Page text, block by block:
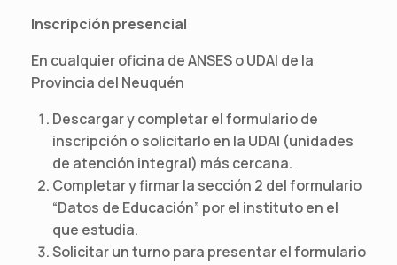
Inscripción presencial
En cualquier oficina de ANSES o UDAI de la
Provincia del Neuquén
Descargar y completar el formulario de
inscripción o solicitarlo en la UDAI (unidades
de atención integral) más cercana.
Completar y firmar la sección 2 del formulario
“Datos de Educación” por el instituto en el
que estudia.
Solicitar un turno para presentar el formulario